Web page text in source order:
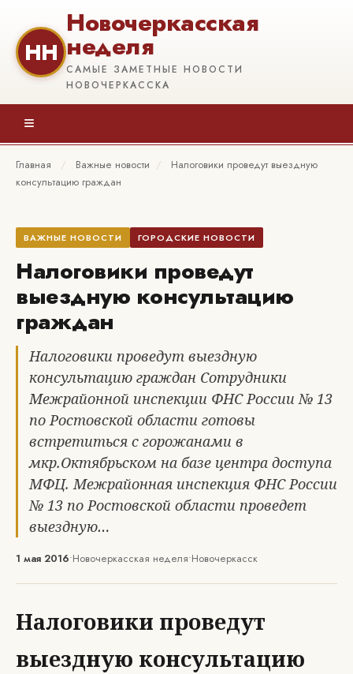
НН
Новочеркасская
неделя
САМЫЕ ЗАМЕТНЫЕ НОВОСТИ
НОВОЧЕРКАССКА
≡
Главная / Важные новости /
Налоговики проведут выездную
консультацию граждан
ВАЖНЫЕ НОВОСТИ ГОРОДСКИЕ НОВОСТИ
Налоговики проведут
выездную консультацию
граждан
Налоговики проведут выездную
консультацию граждан Сотрудники
Межрайонной инспекции ФНС России № 13
по Ростовской области готовы
встретиться с горожанами в
мкр.Октябрьском на базе центра доступа
МФЦ. Межрайонная инспекция ФНС России
№ 13 по Ростовской области проведет
выездную…
1 мая 2016•Новочеркасская неделя•Новочеркасск
Налоговики проведут
выездную консультацию